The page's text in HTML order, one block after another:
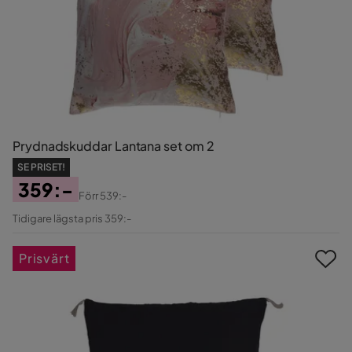
Prydnadskuddar Lantana set om 2
SE PRISET!
Pris
359:-
Original
Förr539:-
Tidigare lägsta pris 359:-
Prisvärt